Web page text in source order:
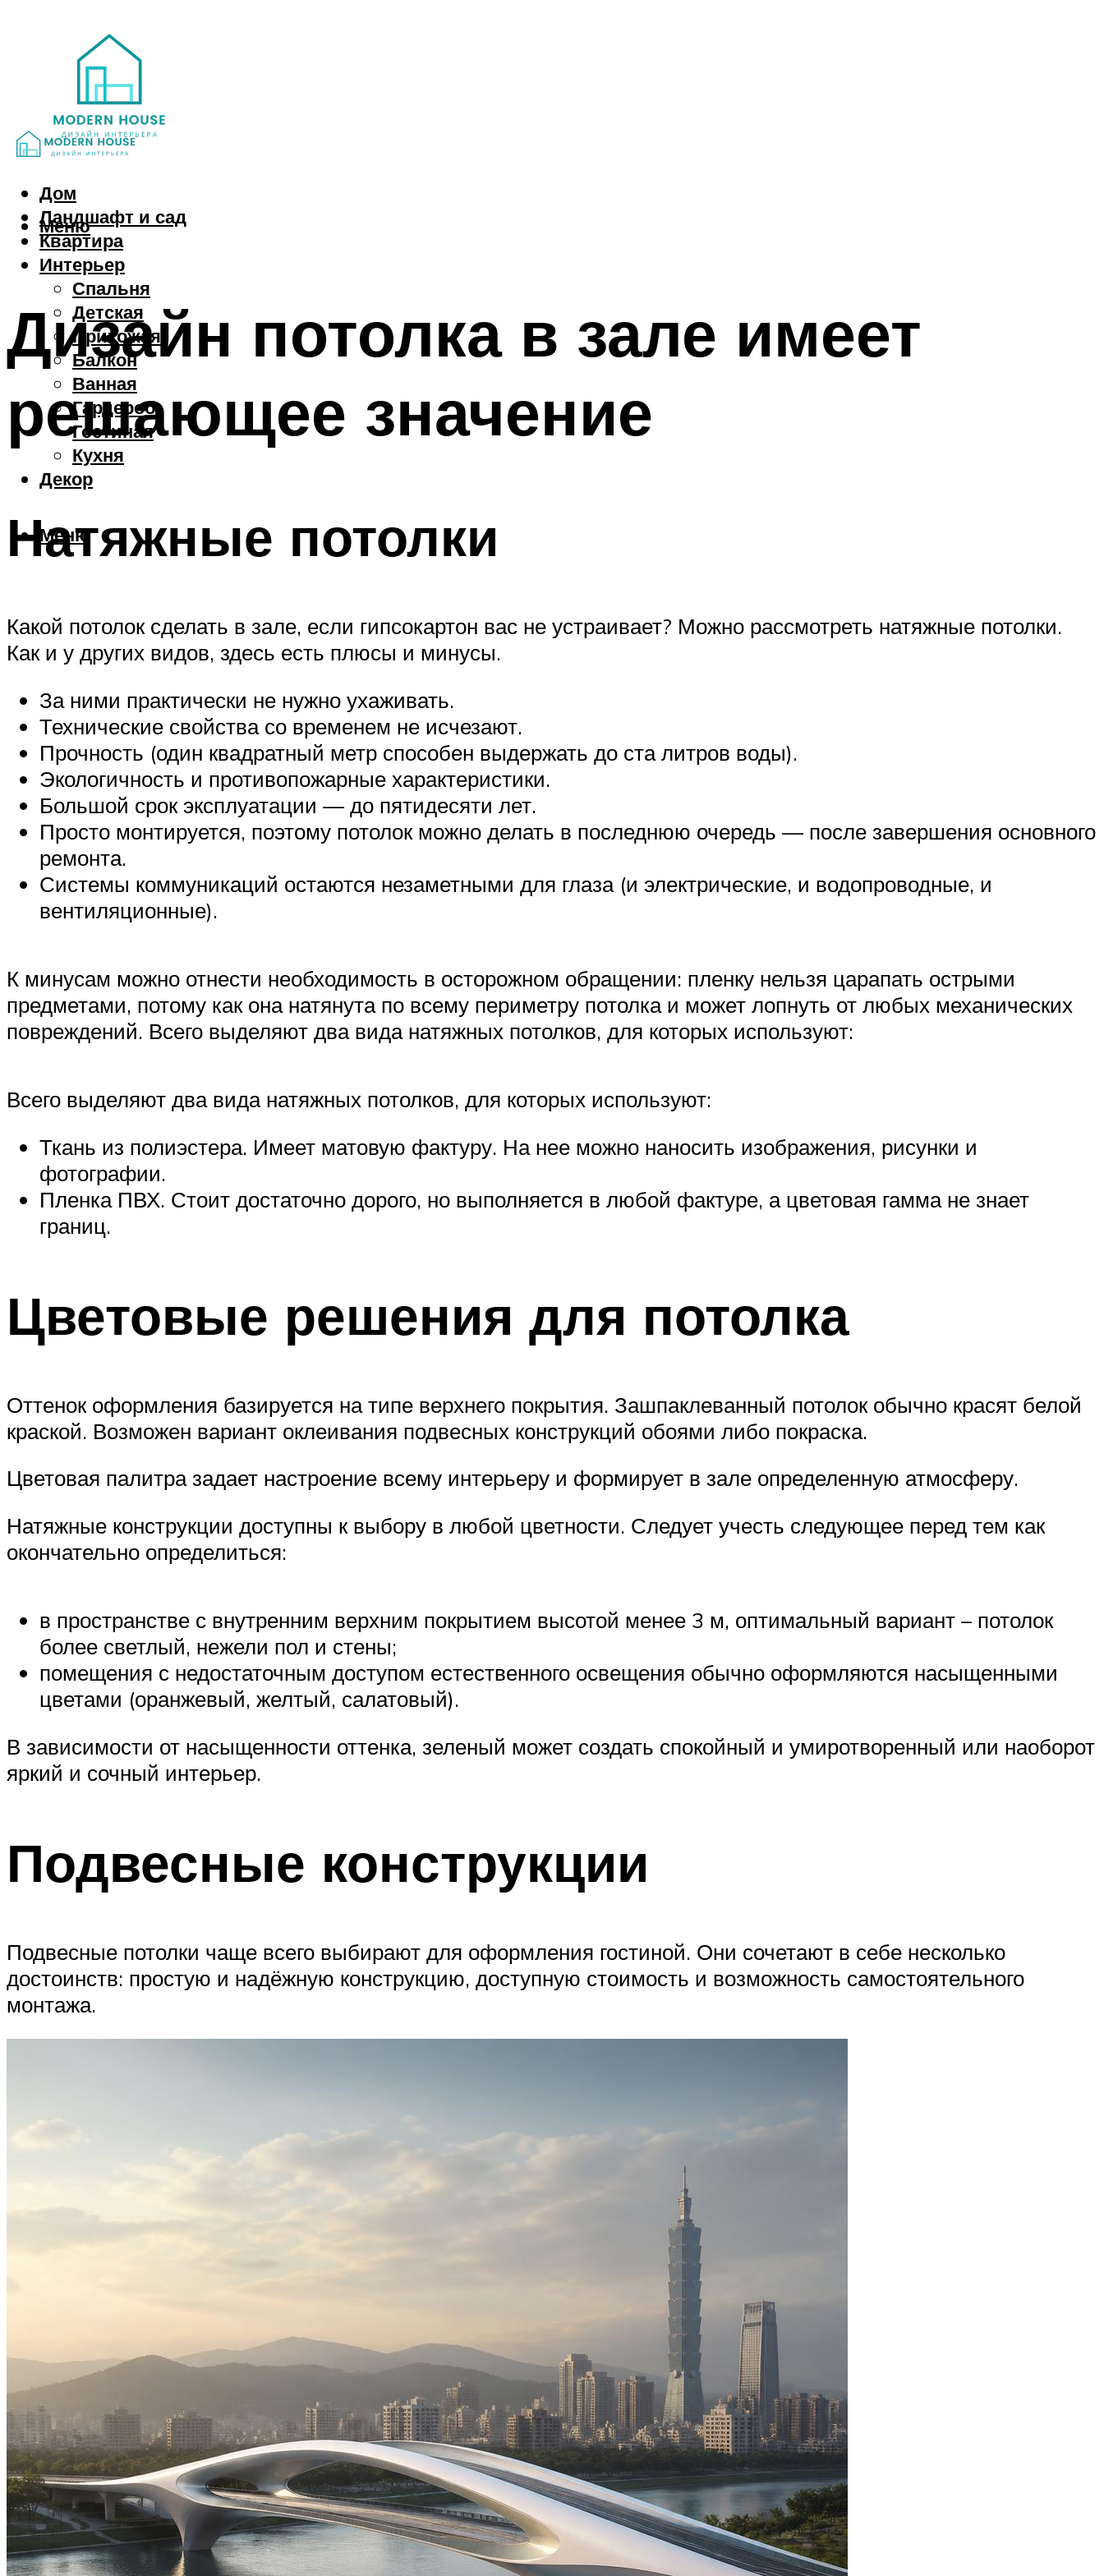
Дом
Ландшафт и сад
Квартира
Интерьер
Спальня
Детская
Прихожая
Балкон
Ванная
Гардероб
Гостиная
Кухня
Декор
Меню
Меню
Дизайн потолка в зале имеет
решающее значение
Натяжные потолки
Какой потолок сделать в зале, если гипсокартон вас не устраивает? Можно рассмотреть натяжные потолки.
Как и у других видов, здесь есть плюсы и минусы.
За ними практически не нужно ухаживать.
Технические свойства со временем не исчезают.
Прочность (один квадратный метр способен выдержать до ста литров воды).
Экологичность и противопожарные характеристики.
Большой срок эксплуатации — до пятидесяти лет.
Просто монтируется, поэтому потолок можно делать в последнюю очередь — после завершения основного
ремонта.
Системы коммуникаций остаются незаметными для глаза (и электрические, и водопроводные, и
вентиляционные).
К минусам можно отнести необходимость в осторожном обращении: пленку нельзя царапать острыми
предметами, потому как она натянута по всему периметру потолка и может лопнуть от любых механических
повреждений. Всего выделяют два вида натяжных потолков, для которых используют:
Всего выделяют два вида натяжных потолков, для которых используют:
Ткань из полиэстера. Имеет матовую фактуру. На нее можно наносить изображения, рисунки и
фотографии.
Пленка ПВХ. Стоит достаточно дорого, но выполняется в любой фактуре, а цветовая гамма не знает
границ.
Цветовые решения для потолка
Оттенок оформления базируется на типе верхнего покрытия. Зашпаклеванный потолок обычно красят белой
краской. Возможен вариант оклеивания подвесных конструкций обоями либо покраска.
Цветовая палитра задает настроение всему интерьеру и формирует в зале определенную атмосферу.
Натяжные конструкции доступны к выбору в любой цветности. Следует учесть следующее перед тем как
окончательно определиться:
в пространстве с внутренним верхним покрытием высотой менее 3 м, оптимальный вариант – потолок
более светлый, нежели пол и стены;
помещения с недостаточным доступом естественного освещения обычно оформляются насыщенными
цветами (оранжевый, желтый, салатовый).
В зависимости от насыщенности оттенка, зеленый может создать спокойный и умиротворенный или наоборот
яркий и сочный интерьер.
Подвесные конструкции
Подвесные потолки чаще всего выбирают для оформления гостиной. Они сочетают в себе несколько
достоинств: простую и надёжную конструкцию, доступную стоимость и возможность самостоятельного
монтажа.